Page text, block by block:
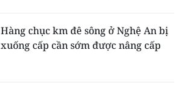
Hàng chục km đê sông ở Nghệ An bị
xuống cấp cần sớm được nâng cấp